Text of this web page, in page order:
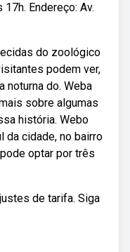
Endereço: Av.
do zoológico
podem ver,
noturna do. Weba
sobre algumas
história. Webo
da cidade, no bairro
optar por três
de tarifa. Siga